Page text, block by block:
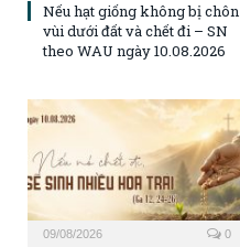
Nếu hạt giống không bị chôn
vùi dưới đất và chết đi – SN
theo WAU ngày 10.08.2026
09/08/2026 0